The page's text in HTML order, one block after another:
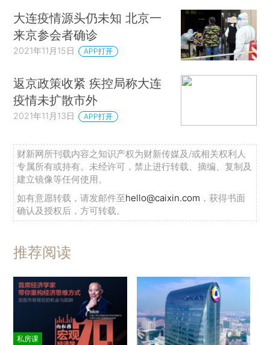
大连疫情源头仍未知 北京一
来京参会者确诊
2021年11月15日 APP打开
返京政策收紧 疾控局称大连
疫情未扩散市外
2021年11月13日 APP打开
财新网所刊载内容之知识产权为财新传媒及/或相关权利人
专属所有或持有。未经许可，禁止进行转载、摘编、复制及
建立镜像等任何使用。
如有意愿转载，请发邮件至hello@caixin.com ，获得书面
确认及授权后，方可转载。
推荐阅读
私房课